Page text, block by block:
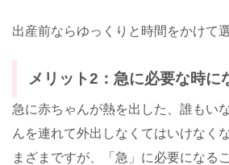
出産前ならゆっくりと時間をかけて
メリット2：急に必要な時に
急に赤ちゃんが熱を出した、誰もい
んを連れて外出しなくてはいけなく
まざまですが、「急」に必要になる